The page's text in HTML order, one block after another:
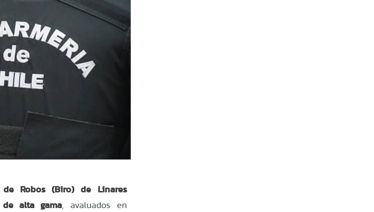
de Robos (Biro) de Linares
alta gama, avaluados en